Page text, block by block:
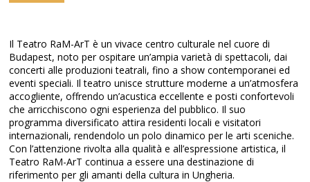
Il Teatro RaM-ArT è un vivace centro culturale nel cuore di
Budapest, noto per ospitare un’ampia varietà di spettacoli, dai
concerti alle produzioni teatrali, fino a show contemporanei ed
eventi speciali. Il teatro unisce strutture moderne a un’atmosfera
accogliente, offrendo un’acustica eccellente e posti confortevoli
che arricchiscono ogni esperienza del pubblico. Il suo
programma diversificato attira residenti locali e visitatori
internazionali, rendendolo un polo dinamico per le arti sceniche.
Con l’attenzione rivolta alla qualità e all’espressione artistica, il
Teatro RaM-ArT continua a essere una destinazione di
riferimento per gli amanti della cultura in Ungheria.